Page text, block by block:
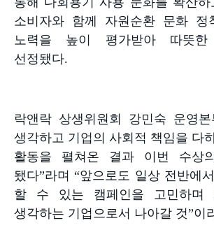
소비자와 함께 자원순환 문화 정
노력을 높이 평가받아 따뜻
선정됐다.
락앤락 상생위원회 강민숙 운영본
생각하고 기업의 사회적 책임을 다
활동을 펼쳐온 결과 이번 수상
됐다”라며 “앞으로도 일상 전반에
할 수 있는 캠페인을 고민하며
생각하는 기업으로서 나아갈 것”이